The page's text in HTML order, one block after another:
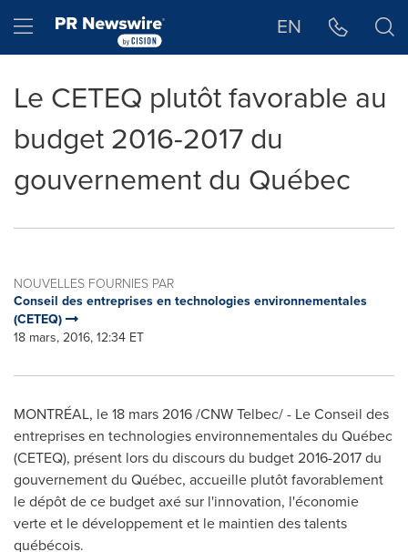
Hamburger menu EN
Le CETEQ plutôt favorable au
budget 2016-2017 du
gouvernement du Québec
NOUVELLES FOURNIES PAR
Conseil des entreprises en technologies environnementales
(CETEQ)
18 mars, 2016, 12:34 ET
MONTRÉAL, le 18 mars 2016 /CNW Telbec/ - Le Conseil des
entreprises en technologies environnementales du Québec
(CETEQ), présent lors du discours du budget 2016-2017 du
gouvernement du Québec, accueille plutôt favorablement
le dépôt de ce budget axé sur l'innovation, l'économie
verte et le développement et le maintien des talents
québécois.